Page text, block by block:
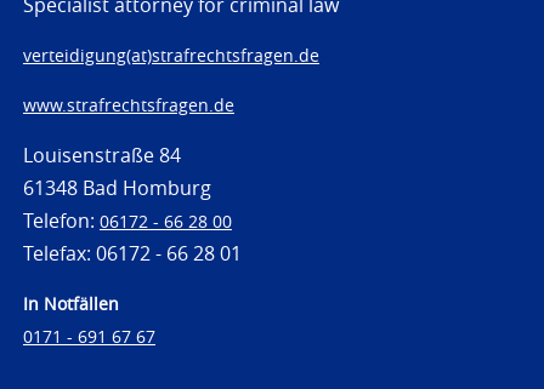
verteidigung(at)strafrechtsfragen.de
www.strafrechtsfragen.de
Louisenstraße 84
61348 Bad Homburg
Telefon: 06172 - 66 28 00
Telefax: 06172 - 66 28 01
In Notfällen
0171 - 691 67 67